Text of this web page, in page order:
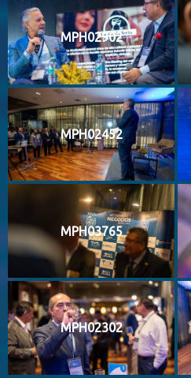
MPH02902
MPH02452
MPH03765
MPH02302